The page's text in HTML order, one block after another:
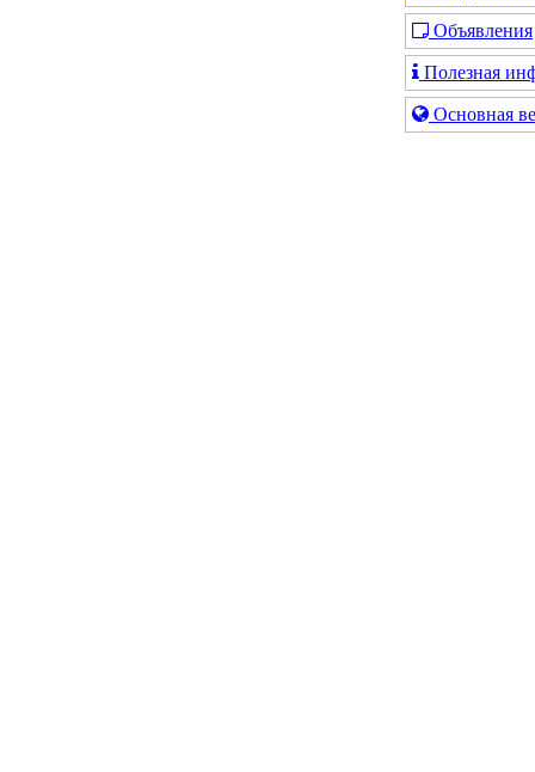
Объявления
Полезная
Основная